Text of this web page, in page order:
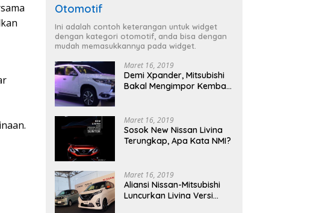
Otomotif
Ini adalah contoh keterangan untuk widget
dengan kategori otomotif, anda bisa dengan
mudah memasukkannya pada widget.
Maret 16, 2019
Demi Xpander, Mitsubishi
Bakal Mengimpor Kembali
Maret 16, 2019
Sosok New Nissan Livina
Terungkap, Apa Kata NMI?
Maret 16, 2019
Aliansi Nissan-Mitsubishi
Luncurkan Livina Versi